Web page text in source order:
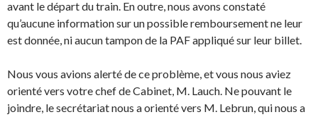
avant le départ du train. En outre, nous avons constaté
qu’aucune information sur un possible remboursement ne leur
est donnée, ni aucun tampon de la PAF appliqué sur leur billet.
Nous vous avions alerté de ce problème, et vous nous aviez
orienté vers votre chef de Cabinet, M. Lauch. Ne pouvant le
joindre, le secrétariat nous a orienté vers M. Lebrun, qui nous a